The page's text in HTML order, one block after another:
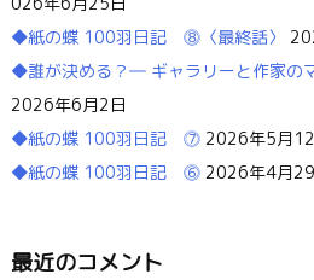
◆紙の蝶 100羽日記 ⓼〈最終話〉
◆誰が決める？― ギャラリーと作家の
2026年6月2日
◆紙の蝶 100羽日記 ⓻ 2026年5月
◆紙の蝶 100羽日記 ⓺ 2026年4月
最近のコメント